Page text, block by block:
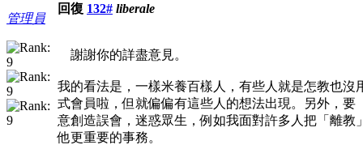
管理員
回復 132# liberale
謝謝你的詳盡意見。
我的看法是，一樣米養百樣人，有些人就是怎教也
式會員啦，但就偏偏有這些人的想法出現。另外，
意創造誤會，迷惑眾生，例如我面對許多人把「離
他更重要的事務。